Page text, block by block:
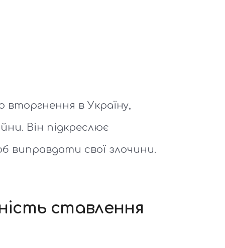
вторгнення в Україну,
Він підкреслює
виправдати свої злочини.
ставлення